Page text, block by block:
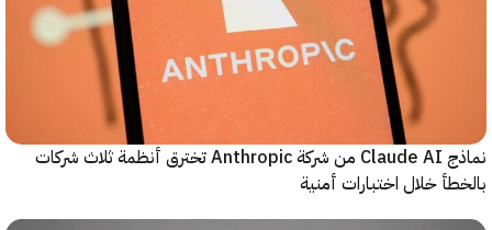
نماذج Claude AI من شركة Anthropic تخترق أنظمة ثلاث شركات
خلال اختبارات أمنية